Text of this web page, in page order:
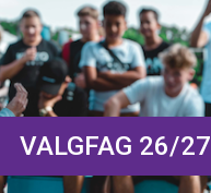
VALGFAG 26/27